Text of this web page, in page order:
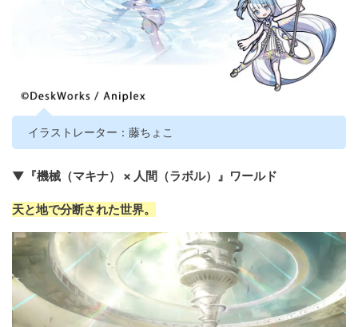
イラストレーター：藤ちょこ
▼『機械（マキナ） × 人間（ラボル）』ワールド
天と地で分断された世界。